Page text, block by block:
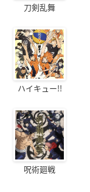
刀剣乱舞
ハイキュー!!
呪術廻戦